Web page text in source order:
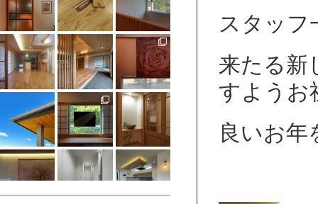
スタッフ
来たる新
すようお
良いお年